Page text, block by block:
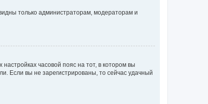
только администраторам, модераторам и
часовой пояс на тот, в котором вы
Если вы не зарегистрированы, то сейчас удачный